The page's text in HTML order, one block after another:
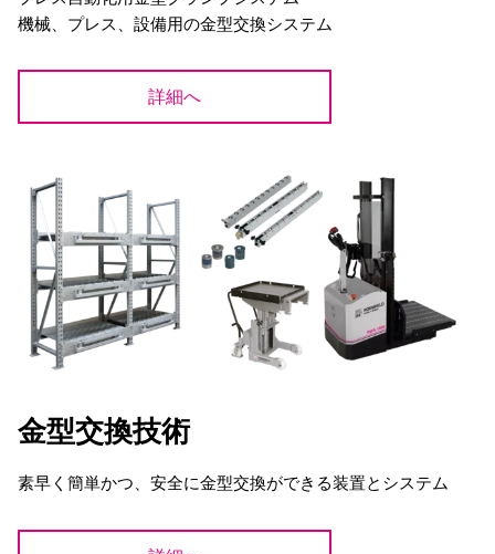
機械、プレス、設備用の金型交換システム
詳細へ
金型交換技術
素早く簡単かつ、安全に金型交換ができる装置とシステム